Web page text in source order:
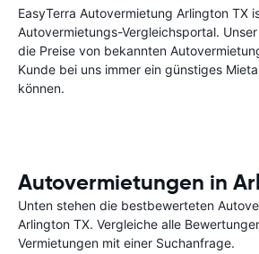
EasyTerra Autovermietung Arlington TX
Autovermietungs-Vergleichsportal.
die Preise von bekannten
Kunde bei uns immer ein günstiges
können.
Autovermietungen in
Unten stehen die bestbewerteten
Arlington TX. Vergleiche alle
Vermietungen mit einer Suchanfrage.